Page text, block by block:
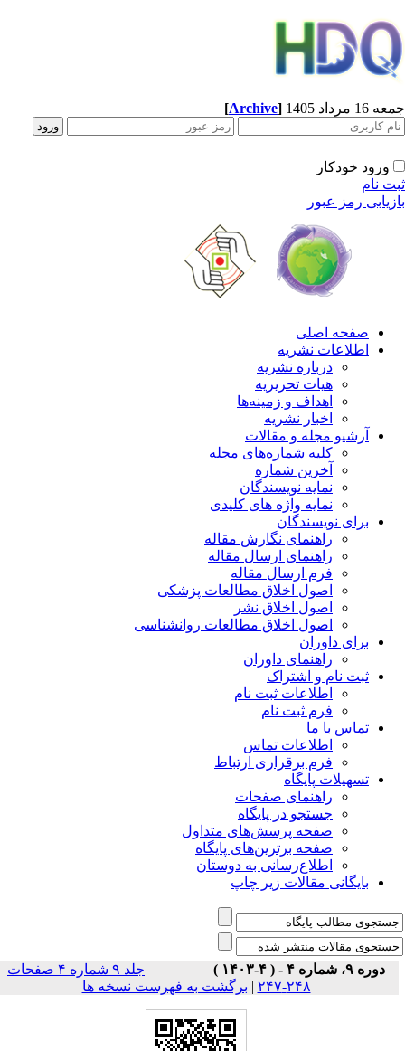
مرداد 1405 [Archive]
ورود خودکار
نام
رمز عبور
صفحه اصلی
اطلاعات نشریه
درباره نشریه
هیات تحریریه
اهداف و زمینه‌ها
اخبار نشریه
آرشیو مجله و مقالات
کلیه شماره‌های مجله
آخرین شماره
نمایه نویسندگان
نمایه واژه های کلیدی
برای نویسندگان
راهنمای نگارش مقاله
راهنمای ارسال مقاله
فرم ارسال مقاله
اصول اخلاق مطالعات پزشکی
اصول اخلاق نشر
اصول اخلاق مطالعات روانشناسی
برای داوران
راهنمای داوران
ثبت نام و اشتراک
اطلاعات ثبت نام
فرم ثبت نام
تماس با ما
اطلاعات تماس
فرم برقراری ارتباط
تسهیلات پایگاه
راهنمای صفحات
جستجو در پایگاه
صفحه پرسش‌های متداول
صفحه برترین‌های پایگاه
اطلاع‌رسانی به دوستان
بایگانی مقالات زیر چاپ
دوره ۹، شماره ۴ - ( ۴-۱۴۰۳ )
جلد ۹ شماره ۴ صفحات
۲۴۸-۲۴۷
|برگشت به فهرست نسخه ها